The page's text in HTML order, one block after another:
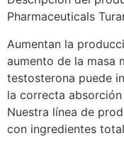
Pharmaceuticals
Aumentan la
aumento de la masa
testosterona puede
la correcta
Nuestra línea de
con ingredientes